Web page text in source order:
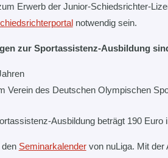
Erwerb der Junior-Schiedsrichter-
notwendig sein.
zur Sportassistenz-Ausbildung
Verein des Deutschen Olympischen
Ausbildung beträgt 190
den Seminarkalendervon nuLiga. Mit der